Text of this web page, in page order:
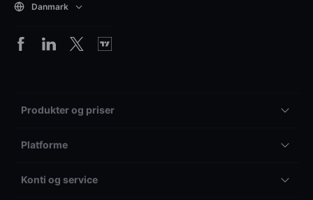
Danmark
Produkter og priser
Platforme
Konti og service